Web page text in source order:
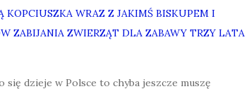
KOPCIUSZKA WRAZ Z JAKIMŚ BISKUPEM I
ZABIJANIA ZWIERZĄT DLA ZABAWY TRZY LATA
się dzieje w Polsce to chyba jeszcze muszę